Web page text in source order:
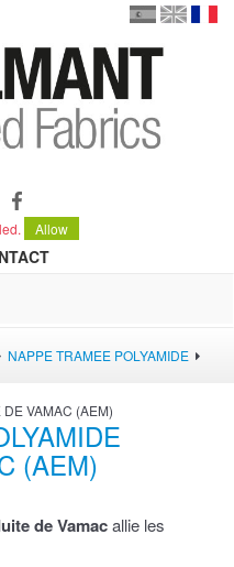
español
Allow
NAPPE TRAMEE POLYAMIDE
VAMAC (AEM)
(AEM)
de Vamacallie les